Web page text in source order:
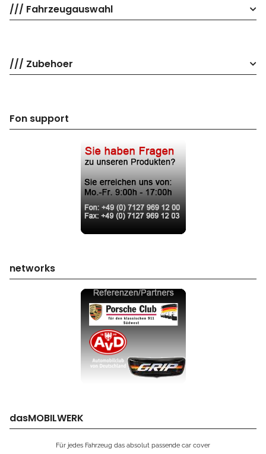
/// Fahrzeugauswahl
/// Zubehoer
Fon support
networks
dasMOBILWERK
Für jedes Fahrzeug das absolut passende car cover